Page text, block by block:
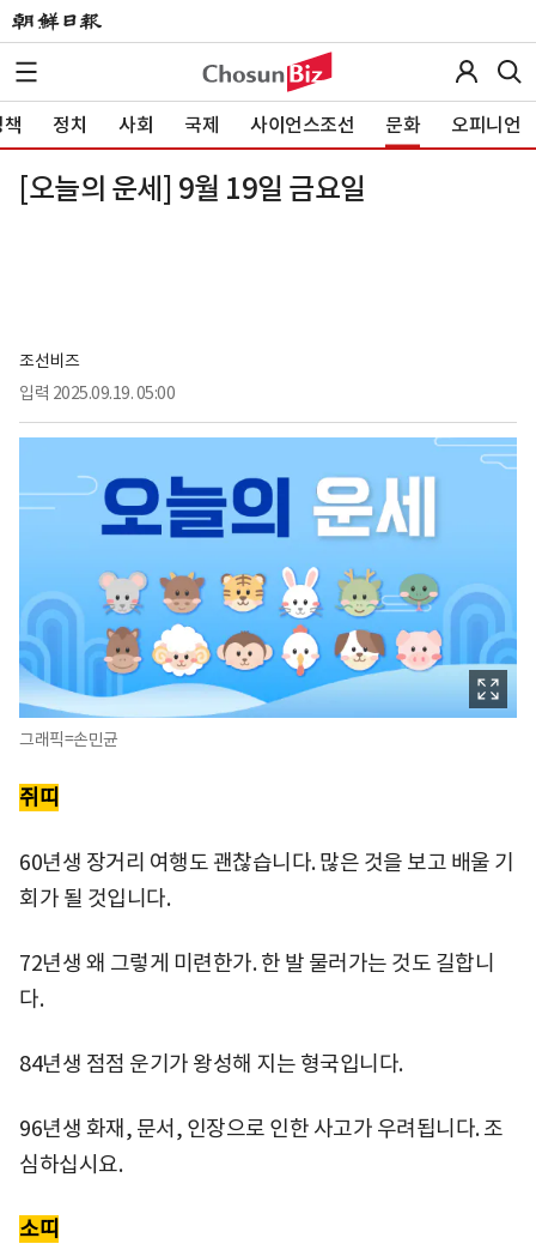
정치 사회 국제 사이언스조선 문화 오피니언
[오늘의 운세] 9월 19일 금요일
조선비즈
입력 2025.09.19. 05:00
그래픽=손민균
쥐띠
60년생 장거리 여행도 괜찮습니다. 많은 것을 보고 배울 기
회가 될 것입니다.
72년생 왜 그렇게 미련한가. 한 발 물러가는 것도 길합니
다.
84년생 점점 운기가 왕성해 지는 형국입니다.
96년생 화재, 문서, 인장으로 인한 사고가 우려됩니다. 조
심하십시요.
소띠